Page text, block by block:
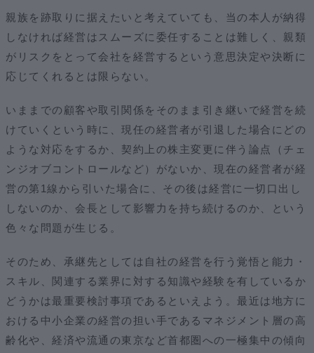
親族を跡取りに据えたいと考えていても、当の本人が納得
しなければ経営はスムーズに委任することは難しく、親類
がリスクをとって会社を経営するという意思決定や決断に
応じてくれるとは限らない。
いままでの顧客や取引関係をそのまま引き継いで経営を続
けていくという時に、現任の経営者が引退した場合にどの
ような対応をするか、契約上の株主変更に伴う論点（チェ
ンジオブコントロールなど）がないか、現在の経営者が経
営の第1線から引いた場合に、その後は経営に一切口出し
しないのか、会長として影響力を持ち続けるのか、という
色々な問題が生じる。
そのため、承継先としては自社の経営を行う覚悟と能力・
スキル、関連する業界に対する知識や経験を有しているか
どうかは最重要検討事項であるといえよう。最近は地方に
おける中小企業の経営の担い手であるマネジメント層の高
齢化や、経済や流通の東京など首都圏への一極集中の傾向